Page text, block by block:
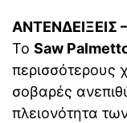
ΑΝΤΕΝΔΕΙΞΕΙΣ
Το Saw
περισσότερους
σοβαρές
πλειονότητα